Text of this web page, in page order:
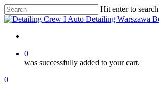
Skip
to
content
Hit enter to
Close
0
was successfully added to your cart.
Menu
account
0